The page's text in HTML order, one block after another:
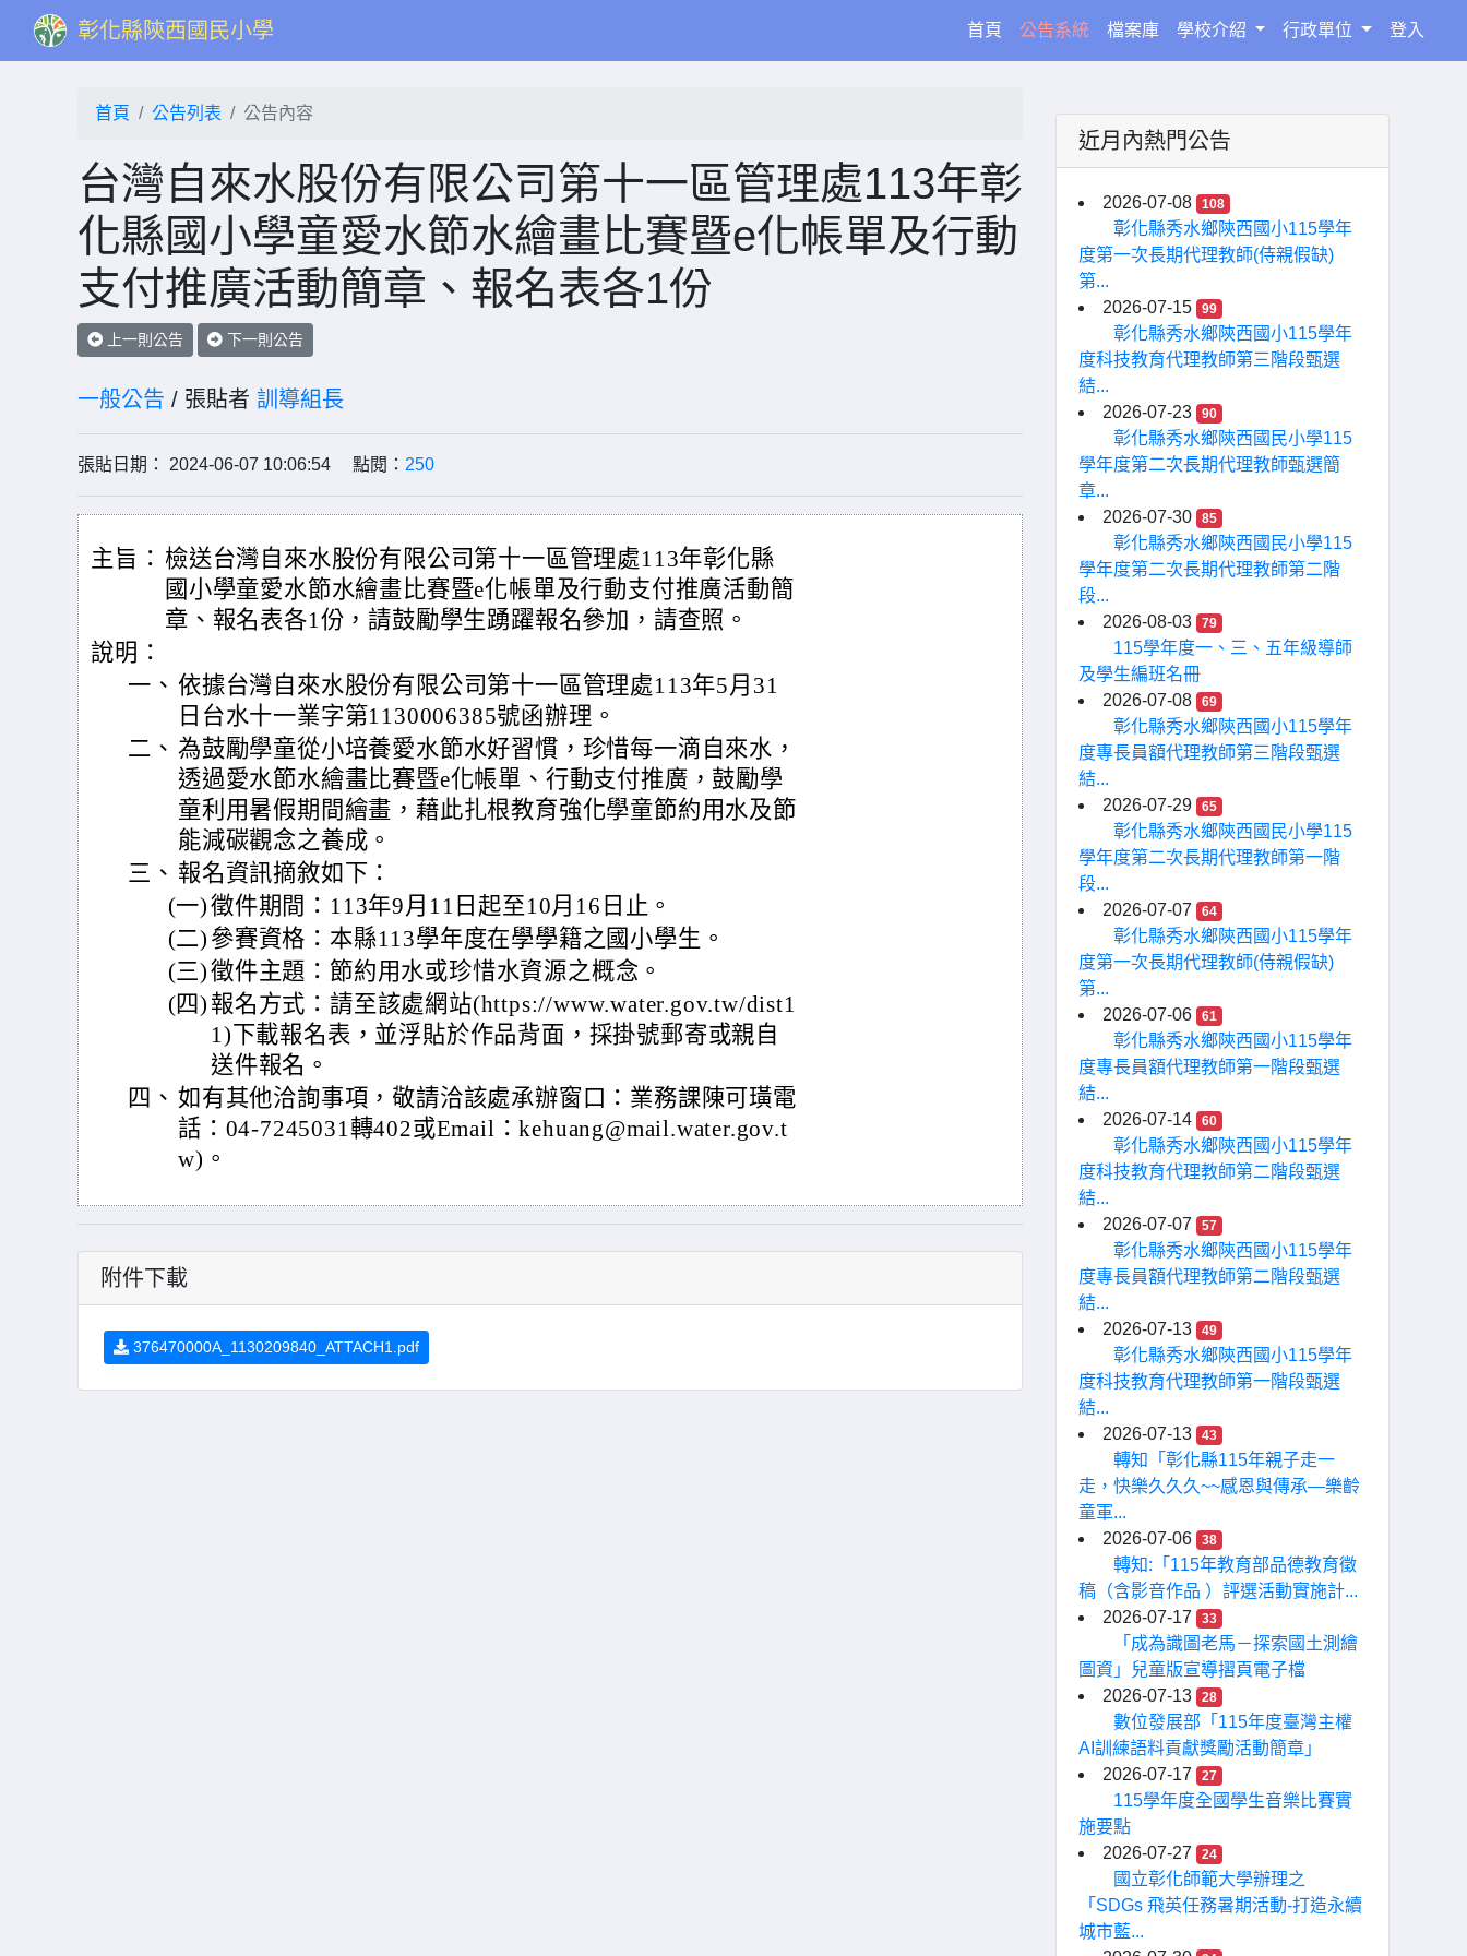
彰化縣陝西國民小學 首頁(current)
公告系統 檔案庫 學校介紹 行政單位 登入
首頁 公告列表 公告內容
台灣自來水股份有限公司第十一區管理處113年彰
化縣國小學童愛水節水繪畫比賽暨e化帳單及行動
支付推廣活動簡章、報名表各1份
上一則公告 下一則公告
一般公告 / 張貼者 訓導組長
張貼日期： 2024-06-07 10:06:54 點閱： 250
主旨： 檢送台灣自來水股份有限公司第十一區管理處113年彰化縣
國小學童愛水節水繪畫比賽暨e化帳單及行動支付推廣活動簡
章、報名表各1份，請鼓勵學生踴躍報名參加，請查照。
說明：
一、 依據台灣自來水股份有限公司第十一區管理處113年5月31
日台水十一業字第1130006385號函辦理。
二、 為鼓勵學童從小培養愛水節水好習慣，珍惜每一滴自來水，
透過愛水節水繪畫比賽暨e化帳單、行動支付推廣，鼓勵學
童利用暑假期間繪畫，藉此扎根教育強化學童節約用水及節
能減碳觀念之養成。
三、 報名資訊摘敘如下：
(一)徵件期間：113年9月11日起至10月16日止。
(二) 參賽資格：本縣113學年度在學學籍之國小學生。
(三)徵件主題：節約用水或珍惜水資源之概念。
(四) 報名方式：請至該處網站(https://www.water.gov.tw/dist1
1)下載報名表，並浮貼於作品背面，採掛號郵寄或親自
送件報名。
四、 如有其他洽詢事項，敬請洽該處承辦窗口：業務課陳可璜電
話：04-7245031轉402或Email：kehuang@mail.water.gov.t
w)。
附件下載
376470000A_1130209840_ATTACH1.pdf
近月內熱門公告
2026-07-08 108
彰化縣秀水鄉陝西國小115學年
度第一次長期代理教師(侍親假缺)
第...
2026-07-15
99
彰化縣秀水鄉陝西國小115學年
度科技教育代理教師第三階段甄選
結...
2026-07-23
90
彰化縣秀水鄉陝西國民小學115
學年度第二次長期代理教師甄選簡
章...
2026-07-30
85
彰化縣秀水鄉陝西國民小學115
學年度第二次長期代理教師第二階
段...
2026-08-03
79
115學年度一、三、五年級導師
及學生編班名冊
2026-07-08
69
彰化縣秀水鄉陝西國小115學年
度專長員額代理教師第三階段甄選
結...
2026-07-29
65
彰化縣秀水鄉陝西國民小學115
學年度第二次長期代理教師第一階
段...
2026-07-07
64
彰化縣秀水鄉陝西國小115學年
度第一次長期代理教師(侍親假缺)
第...
2026-07-06
61
彰化縣秀水鄉陝西國小115學年
度專長員額代理教師第一階段甄選
結...
2026-07-14
60
彰化縣秀水鄉陝西國小115學年
度科技教育代理教師第二階段甄選
結...
2026-07-07
57
彰化縣秀水鄉陝西國小115學年
度專長員額代理教師第二階段甄選
結...
2026-07-13
49
彰化縣秀水鄉陝西國小115學年
度科技教育代理教師第一階段甄選
結...
2026-07-13
43
轉知「彰化縣115年親子走一
走，快樂久久久~~感恩與傳承—樂齡
童軍...
2026-07-06
38
轉知:「115年教育部品德教育徵
稿（含影音作品 ）評選活動實施計...
2026-07-17
33
「成為識圖老馬－探索國土測繪
圖資」兒童版宣導摺頁電子檔
2026-07-13
28
數位發展部「115年度臺灣主權
AI訓練語料貢獻獎勵活動簡章」
2026-07-17
27
115學年度全國學生音樂比賽實
施要點
2026-07-27
24
國立彰化師範大學辦理之
「SDGs 飛英任務暑期活動-打造永續
城市藍...